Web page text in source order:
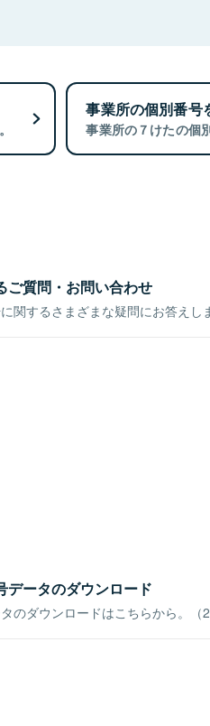
事業所の個別番号
事業所の７けたの個
ご質問・お問い合わせ
関するさまざまな疑問にお答えし
データのダウンロード
のダウンロードはこちらから。（